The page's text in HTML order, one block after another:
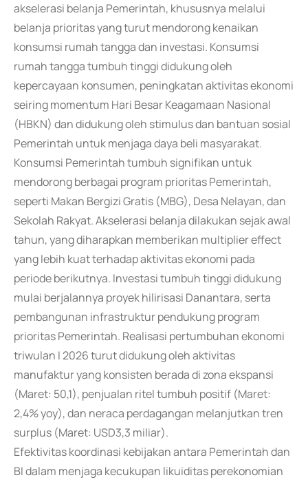
akselerasi belanja Pemerintah, khususnya melalui
belanja prioritas yang turut mendorong kenaikan
konsumsi rumah tangga dan investasi. Konsumsi
rumah tangga tumbuh tinggi didukung oleh
kepercayaan konsumen, peningkatan aktivitas ekonomi
seiring momentum Hari Besar Keagamaan Nasional
(HBKN) dan didukung oleh stimulus dan bantuan sosial
Pemerintah untuk menjaga daya beli masyarakat.
Konsumsi Pemerintah tumbuh signifikan untuk
mendorong berbagai program prioritas Pemerintah,
seperti Makan Bergizi Gratis (MBG), Desa Nelayan, dan
Sekolah Rakyat. Akselerasi belanja dilakukan sejak awal
tahun, yang diharapkan memberikan multiplier effect
yang lebih kuat terhadap aktivitas ekonomi pada
periode berikutnya. Investasi tumbuh tinggi didukung
mulai berjalannya proyek hilirisasi Danantara, serta
pembangunan infrastruktur pendukung program
prioritas Pemerintah. Realisasi pertumbuhan ekonomi
triwulan I 2026 turut didukung oleh aktivitas
manufaktur yang konsisten berada di zona ekspansi
(Maret: 50,1), penjualan ritel tumbuh positif (Maret:
2,4% yoy), dan neraca perdagangan melanjutkan tren
surplus (Maret: USD3,3 miliar).
Efektivitas koordinasi kebijakan antara Pemerintah dan
BI dalam menjaga kecukupan likuiditas perekonomian